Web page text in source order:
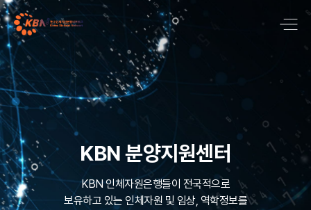
국내 최대 질병기반
바이오뱅크 네트워크
KBN은 국내 최대규모로 600,000명 이상의
다양한 검체인질병기반 인체자원을
KBN 분양지원센터
KBN 인체자원은행들이 전국적으로
보유하고 있는 인체자원 및 임상, 역학정보를